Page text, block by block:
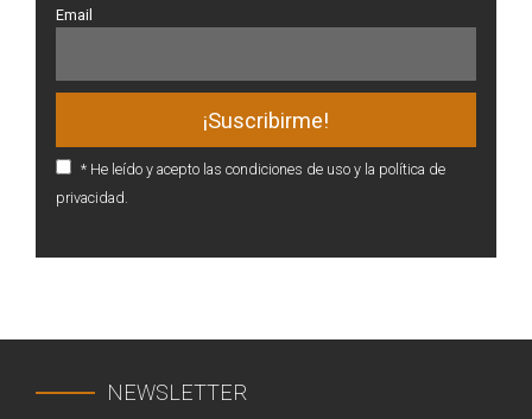
Email
* He leído y acepto las condiciones de uso y la política de
privacidad.
NEWSLETTER